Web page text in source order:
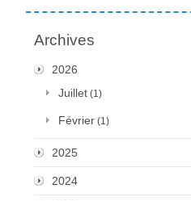
Archives
2026
Juillet (1)
Février (1)
2025
2024